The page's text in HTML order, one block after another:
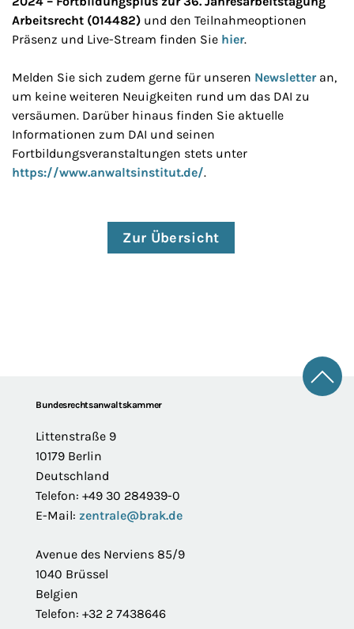
Arbeitsrecht (014482) und den Teilnahmeoptionen
Präsenz und Live-Stream finden Sie hier.
Melden Sie sich zudem gerne für unseren Newsletteran,
um keine weiteren Neuigkeiten rund um das DAI zu
versäumen. Darüber hinaus finden Sie aktuelle
Informationen zum DAI und seinen
Fortbildungsveranstaltungen stets unter
https://www.anwaltsinstitut.de/.
Zur Übersicht
FooterBundesrechtsanwaltskammer
Littenstraße 9
10179 Berlin
Deutschland
Telefon: +49 30 284939-0
E-Mail: zentrale@brak.de
Avenue des Nerviens 85/9
1040 Brüssel
Belgien
Telefon: +32 2 7438646